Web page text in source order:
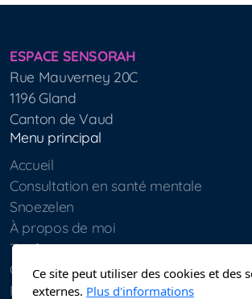
ESPACE SENSORAH
Rue Mauverney 20C
1196 Gland
Canton de Vaud
Menu principal
Accueil
Consultation en santé mentale
Snoezelen
À propos de moi
Tarifs
Galerie
Ressources
Ce site peut utiliser des cookies et des
externes. Plus d'informations